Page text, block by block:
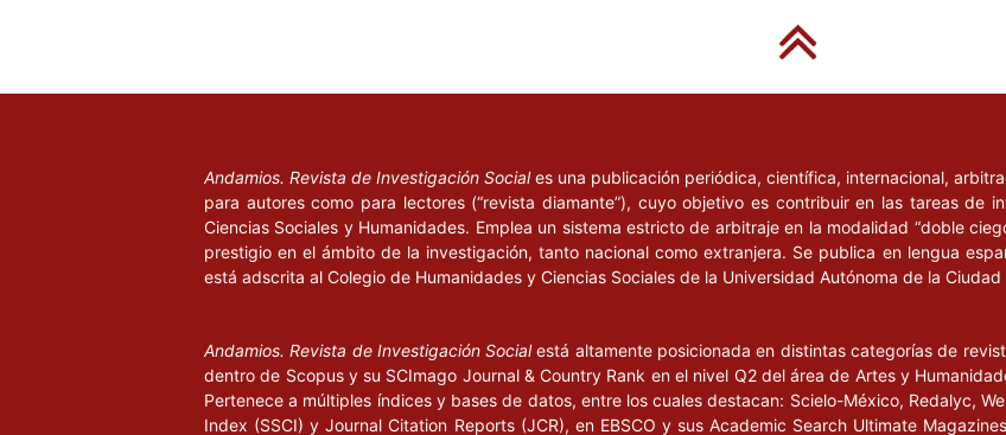
Andamios. Revista de Investigación Sociales una publicación periódica, científica, internacional,
para autores como para lectores (“revista diamante”), cuyo objetivo es contribuir en las tareas de
Ciencias Sociales y Humanidades. Emplea un sistema estricto de arbitraje en la modalidad “doble
prestigio en el ámbito de la investigación, tanto nacional como extranjera. Se publica en lengua
está adscrita al Colegio de Humanidades y Ciencias Sociales de la Universidad Autónoma de la
Andamios. Revista de Investigación Socialestá altamente posicionada en distintas categorías de
dentro de Scopus y su SCImago Journal & Country Rank en el nivel Q2 del área de Artes y
Pertenece a múltiples índices y bases de datos, entre los cuales destacan: Scielo-México, Redalyc,
Index (SSCI) y Journal Citation Reports (JCR), en EBSCO y sus Academic Search Ultimate